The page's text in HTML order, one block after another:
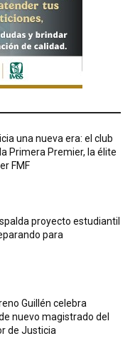
una nueva era: el club
Primera Premier, la élite
FMF
proyecto estudiantil
para
Guillén celebra
nuevo magistrado del
de Justicia